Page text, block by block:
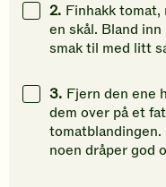
2. Finhakk
en skål. Bland
smak til med litt
3. Fjern den ene
dem over på et
noen dråper god